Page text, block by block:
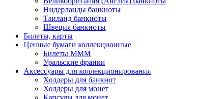
Нидерланды банкноты
Таиланд банкноты
Швеция банкноты
Билеты, карты
Ценные бумаги коллекционные
Билеты МММ
Уральские франки
Аксессуары для коллекционирования
Холдеры для банкнот
Холдеры для монет
Капсулы для монет